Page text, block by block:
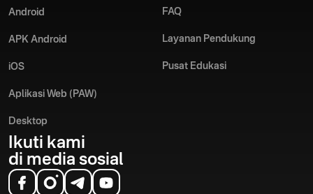
pendiriannya Olymptrade bukan hanya platform trading,
tetapi rekan strategis bagi mereka yang ingin mencapai
tujuan ekonominya secara tepat dan aman.
Olymptrade telah melakukan langkah signifikan dalam
menciptakan lingkungan yang sesuai dengan keyakinan
penggunanya. Platform ini tidak main-main dalam hal fitur,
Android
APK Android
iOS
Aplikasi Web (PAW)
Desktop
FAQ
Layanan Pendukung
Pusat Edukasi
Ikuti kami
di media sosial